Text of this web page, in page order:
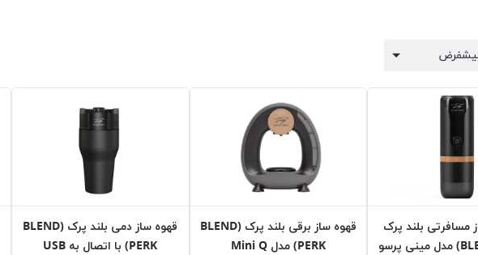
مسافرتی بلند پرک
(BLEND PERK) مدل مینی پرسو
قهوه ساز برقی بلند پرک (BLEND
PERK) مدل Mini Q
قهوه ساز دمی بلند پرک (BLEND
PERK) با اتصال به USB